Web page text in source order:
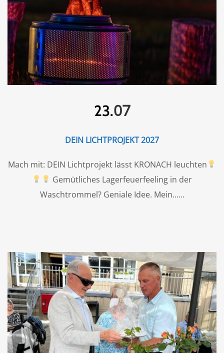
23.07
DEIN LICHTPROJEKT 2027
Mach mit: DEIN Lichtprojekt lässt KRONACH leuchten
Gemütliches Lagerfeuerfeeling in der
Waschtrommel? Geniale Idee. Mein...